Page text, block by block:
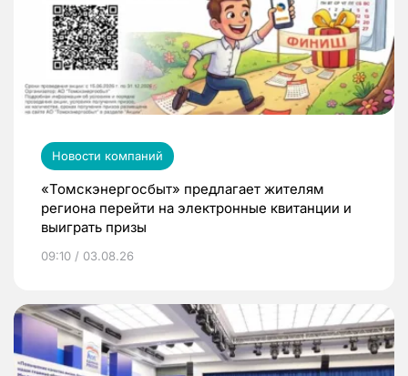
Новости компаний
«Томскэнергосбыт» предлагает жителям
региона перейти на электронные квитанции и
выиграть призы
09:10 / 03.08.26